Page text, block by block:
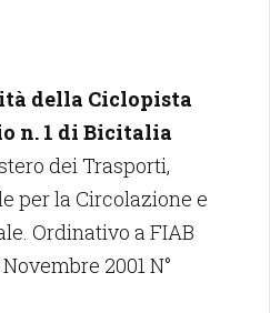
della Ciclopista
n. 1 di Bicitalia
dei Trasporti,
per la Circolazione e
Ordinativo a FIAB
2001 N°